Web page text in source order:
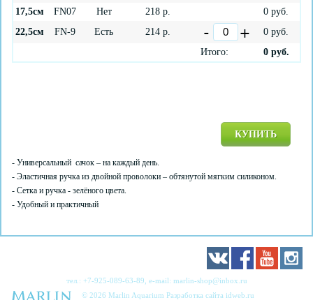
17,5см
FN07 Нет 218 р. 0 руб.
22,5см
FN-9 Есть 214 р. 0 руб.
Итого:
0руб.
КУПИТЬ
- Универсальный сачок – на каждый день.
- Эластичная ручка из двойной проволоки – обтянутой мягким силиконом.
- Сетка и ручка - зелёного цвета.
- Удобный и практичный
тел.: +7-925-089-63-89, e-mail: marlin-shop@inbox.ru
© 2026 Marlin Aquarium Разработка сайта idweb.ru